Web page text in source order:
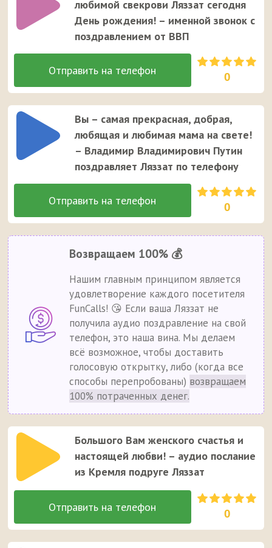
любимой свекрови Ляззат сегодня
День рождения! – именной звонок с
поздравлением от ВВП
0
Вы – самая прекрасная, добрая,
любящая и любимая мама на свете!
– Владимир Владимирович Путин
поздравляет Ляззат по телефону
0
Возвращаем 100% 💰
Нашим главным принципом является
удовлетворение каждого посетителя
FunCalls! 😘 Если ваша Ляззат не
получила аудио поздравление на свой
телефон, это наша вина. Мы делаем
всё возможное, чтобы доставить
голосовую открытку, либо (когда все
способы перепробованы) возвращаем
100% потраченных денег.
Большого Вам женского счастья и
настоящей любви! – аудио послание
из Кремля подруге Ляззат
0